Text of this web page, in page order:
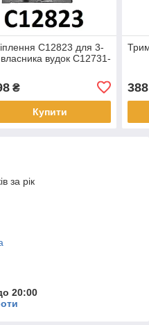
C12823 для 3-
власника вудок C12731-
₴
Купити
388
за рік
20:00